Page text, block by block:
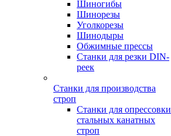
Шиногибы
Шинорезы
Уголкорезы
Шинодыры
Обжимные прессы
Станки для резки DIN-
реек
Станки для производства
строп
Станки для опрессовки
стальных канатных
строп